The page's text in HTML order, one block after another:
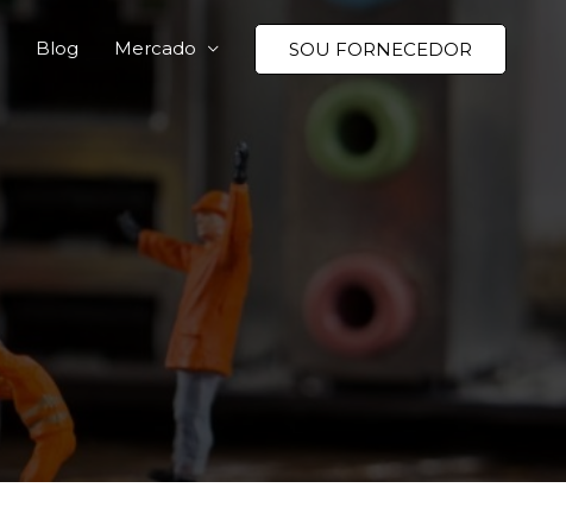
Blog Mercado SOU FORNECEDOR